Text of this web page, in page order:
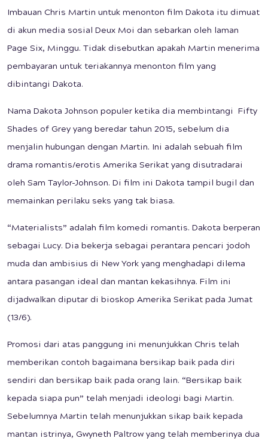
Imbauan Chris Martin untuk menonton film Dakota itu dimuat
di akun media sosial Deux Moi dan sebarkan oleh laman
Page Six, Minggu. Tidak disebutkan apakah Martin menerima
pembayaran untuk teriakannya menonton film yang
dibintangi Dakota.
Nama Dakota Johnson populer ketika dia membintangi Fifty
Shades of Grey yang beredar tahun 2015, sebelum dia
menjalin hubungan dengan Martin. Ini adalah sebuah film
drama romantis/erotis Amerika Serikat yang disutradarai
oleh Sam Taylor-Johnson. Di film ini Dakota tampil bugil dan
memainkan perilaku seks yang tak biasa.
“Materialists” adalah film komedi romantis. Dakota berperan
sebagai Lucy. Dia bekerja sebagai perantara pencari jodoh
muda dan ambisius di New York yang menghadapi dilema
antara pasangan ideal dan mantan kekasihnya. Film ini
dijadwalkan diputar di bioskop Amerika Serikat pada Jumat
(13/6).
Promosi dari atas panggung ini menunjukkan Chris telah
memberikan contoh bagaimana bersikap baik pada diri
sendiri dan bersikap baik pada orang lain. “Bersikap baik
kepada siapa pun” telah menjadi ideologi bagi Martin.
Sebelumnya Martin telah menunjukkan sikap baik kepada
mantan istrinya, Gwyneth Paltrow yang telah memberinya dua